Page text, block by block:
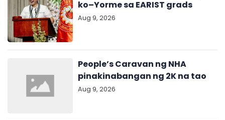
ko–Yorme sa EARIST grads
Aug 9, 2026
People’s Caravan ng NHA
pinakinabangan ng 2K na tao
Aug 9, 2026